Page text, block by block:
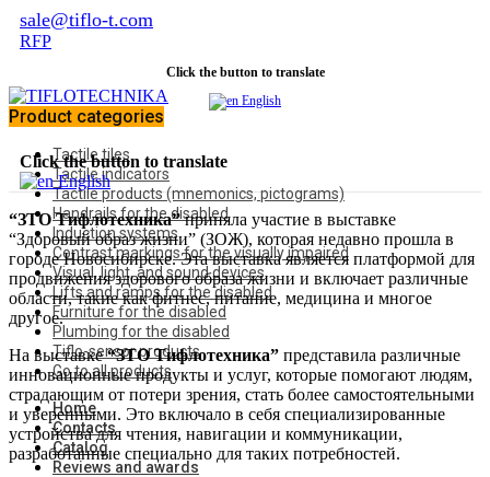
sale@tiflo-t.com
RFP
Click the button to translate
English
Product categories
Tactile tiles
Tactile indicators
Tactile products (mnemonics, pictograms)
Handrails for the disabled
Induction systems
Contrast markings for the visually impaired
Visual, light, and sound devices
Lifts and ramps for the disabled
Furniture for the disabled
Plumbing for the disabled
Tiflo-sensor products
Go to all products
Home
Contacts
Catalog
Reviews and awards
Click the button to translate
English
“ЗТО Тифлотехника”приняла участие в выставке
“Здоровый образ жизни” (ЗОЖ), которая недавно прошла в
городе Новосибирске. Эта выставка является платформой для
продвижения здорового образа жизни и включает различные
области, такие как фитнес, питание, медицина и многое
другое.
На выставке“ЗТО Тифлотехника” представила различные
инновационные продукты и услуг, которые помогают людям,
страдающим от потери зрения, стать более самостоятельными
и уверенными. Это включало в себя специализированные
устройства для чтения, навигации и коммуникации,
разработанные специально для таких потребностей.